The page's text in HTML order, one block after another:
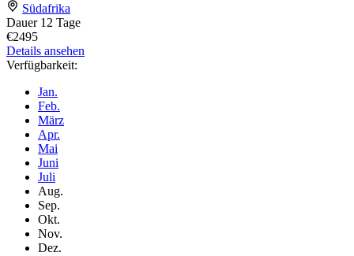
Südafrika
Dauer 12 Tage
€2495
Details ansehen
Verfügbarkeit:
Jan.
Feb.
März
Apr.
Mai
Juni
Juli
Aug.
Sep.
Okt.
Nov.
Dez.